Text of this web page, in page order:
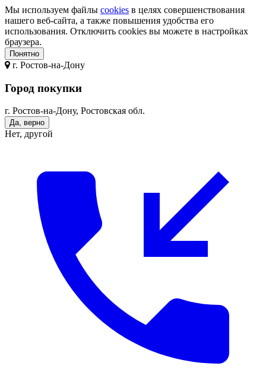
Мы используем файлы cookies в целях совершенствования
нашего веб-сайта, а также повышения удобства его
использования. Отключить cookies вы можете в настройках
браузера.
Понятно
г. Ростов-на-Дону
Город покупки
г. Ростов-на-Дону, Ростовская обл.
Да, верно
Нет, другой